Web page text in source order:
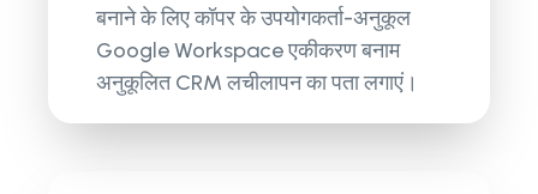
बनाने के लिए कॉपर के उपयोगकर्ता-अनुकूल
Google Workspace एकीकरण बनाम
अनुकूलित CRM लचीलापन का पता लगाएं।